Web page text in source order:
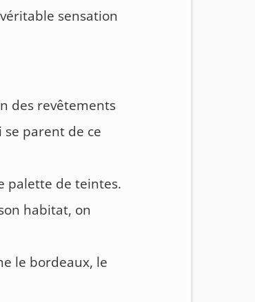
sensation
des revêtements
se parent de ce
palette de teintes.
habitat, on
le bordeaux, le